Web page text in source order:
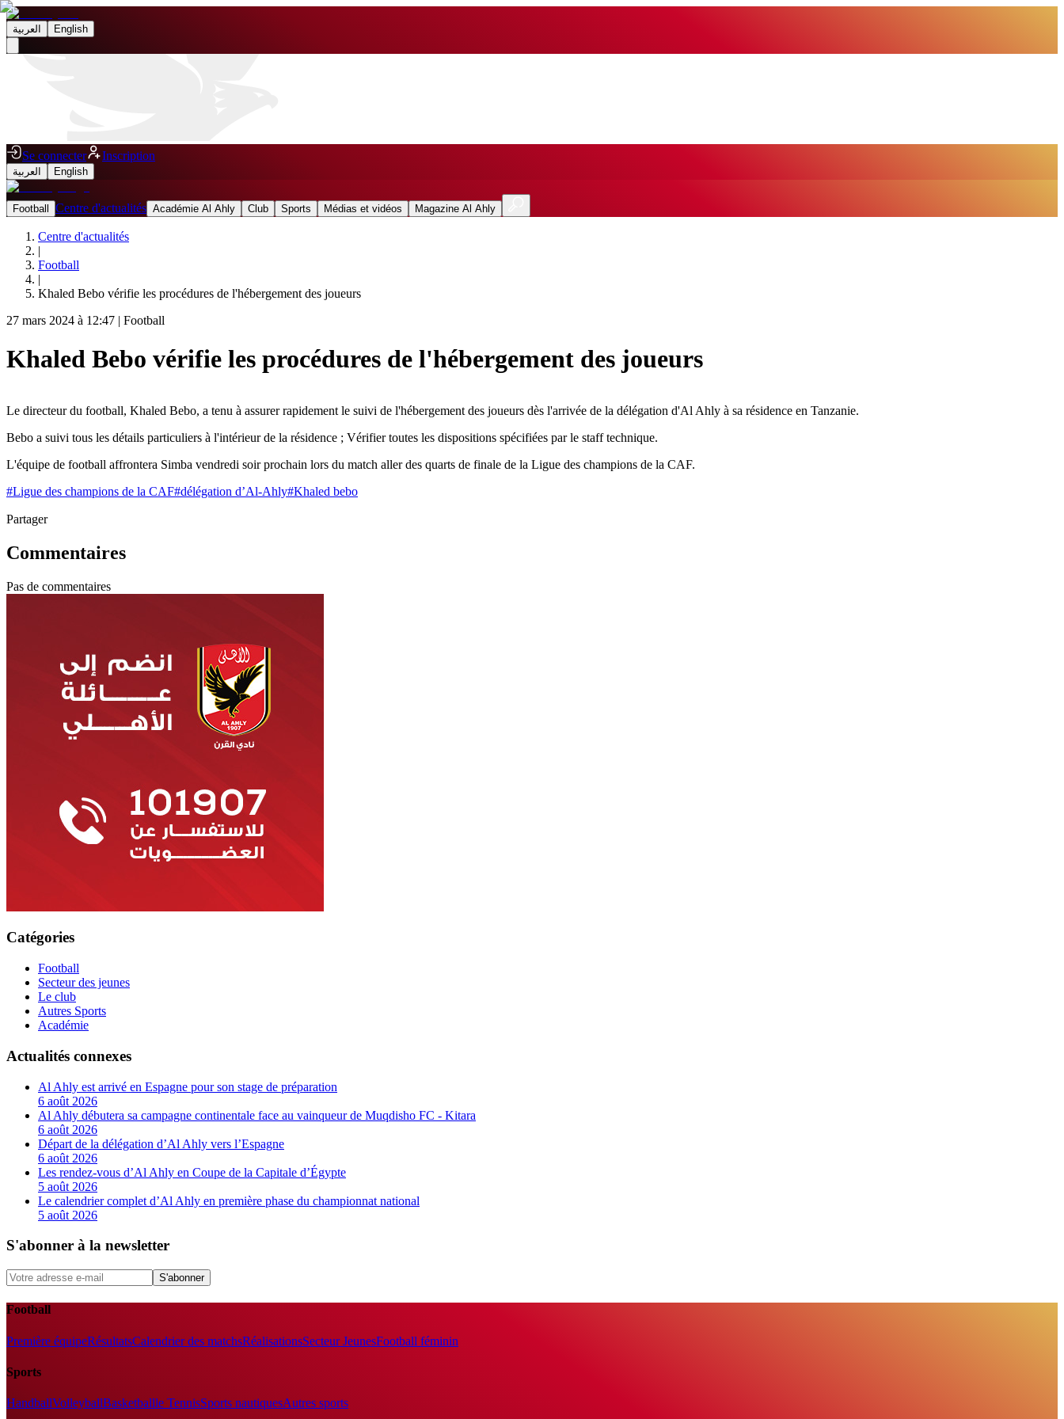
العربية English
Se connecter Inscription
العربية English
Football Centre d'actualités Académie Al Ahly Club Sports Médias et vidéos Magazine Al Ahly
Centre d'actualités
|
Football
|
Khaled Bebo vérifie les procédures de l'hébergement des joueurs
27 mars 2024 à 12:47 | Football
Khaled Bebo vérifie les procédures de l'hébergement des joueurs
Le directeur du football, Khaled Bebo, a tenu à assurer rapidement le suivi de l'hébergement des joueurs dès l'arrivée de la délégation d'Al Ahly à sa résidence en Tanzanie.
Bebo a suivi tous les détails particuliers à l'intérieur de la résidence ; Vérifier toutes les dispositions spécifiées par le staff technique.
L'équipe de football affrontera Simba vendredi soir prochain lors du match aller des quarts de finale de la Ligue des champions de la CAF.
#Ligue des champions de la CAF#délégation d’Al-Ahly#Khaled bebo
Partager
Commentaires
Pas de commentaires
Catégories
Football
Secteur des jeunes
Le club
Autres Sports
Académie
Actualités connexes
Al Ahly est arrivé en Espagne pour son stage de préparation
6 août 2026
Al Ahly débutera sa campagne continentale face au vainqueur de Muqdisho FC - Kitara
6 août 2026
Départ de la délégation d’Al Ahly vers l’Espagne
6 août 2026
Les rendez-vous d’Al Ahly en Coupe de la Capitale d’Égypte
5 août 2026
Le calendrier complet d’Al Ahly en première phase du championnat national
5 août 2026
S'abonner à la newsletter
S'abonner
Football
Première équipeRésultatsCalendrier des matchsRéalisationsSecteur JeunesFootball féminin
Sports
HandballVolleyballBasketballle TennisSports nautiquesAutres sports